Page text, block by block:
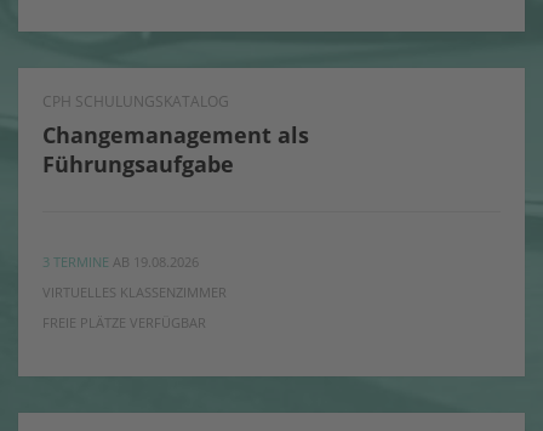
CPH SCHULUNGSKATALOG
Changemanagement als
Führungsaufgabe
3 TERMINE AB 19.08.2026
VIRTUELLES KLASSENZIMMER
FREIE PLÄTZE VERFÜGBAR